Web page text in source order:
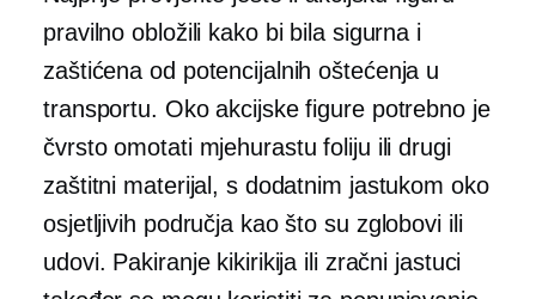
pravilno obložili kako bi bila sigurna i
zaštićena od potencijalnih oštećenja u
transportu. Oko akcijske figure potrebno je
čvrsto omotati mjehurastu foliju ili drugi
zaštitni materijal, s dodatnim jastukom oko
osjetljivih područja kao što su zglobovi ili
udovi. Pakiranje kikirikija ili zračni jastuci